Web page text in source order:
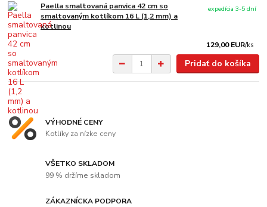
Paella smaltovaná panvica 42 cm so
smaltovaným kotlíkom 16 L (1,2 mm) a
kotlinou
129,00 EUR/ks
expedícia 3-5 dní
Pridať do košíka
VÝHODNÉ CENY
Kotlíky za nízke ceny
VŠETKO SKLADOM
99 % držíme skladom
ZÁKAZNÍCKA PODPORA